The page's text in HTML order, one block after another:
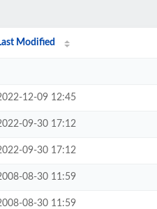
Modified
12-09 12:45
09-30 17:12
09-30 17:12
08-30 11:59
08-30 11:59